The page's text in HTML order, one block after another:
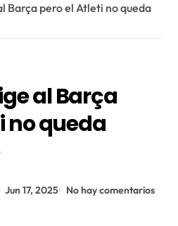
Barça pero el Atleti no queda
al Barça
no queda
Jun 17, 2025
No hay comentarios